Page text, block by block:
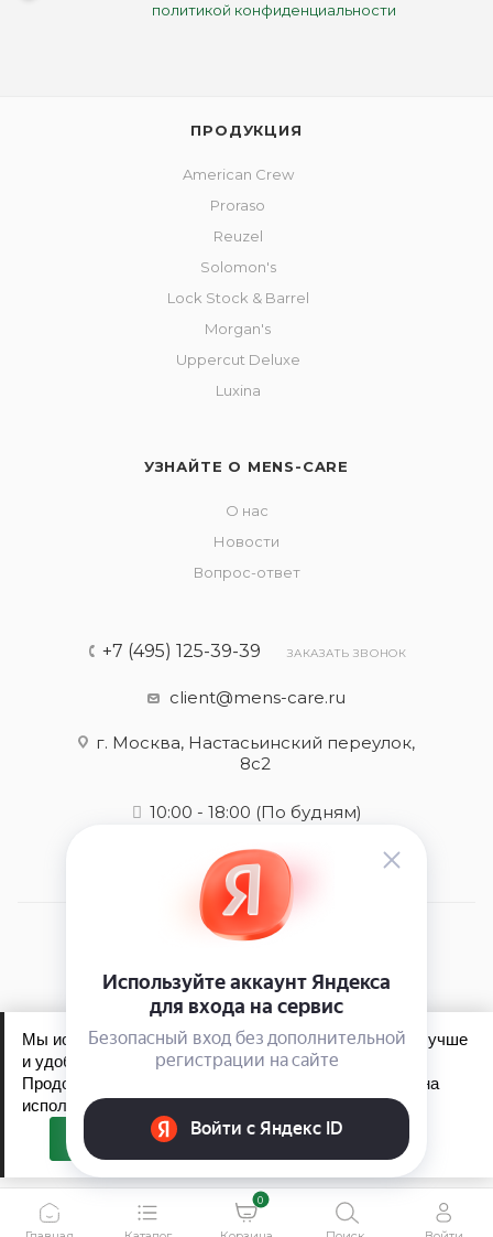
политикой конфиденциальности
ПРОДУКЦИЯ
American Crew
Proraso
Reuzel
Solomon's
Lock Stock & Barrel
Morgan's
Uppercut Deluxe
Luxina
УЗНАЙТЕ О MENS-CARE
О нас
Новости
Вопрос-ответ
+7 (495) 125-39-39 ЗАКАЗАТЬ ЗВОНОК
client@mens-care.ru
г. Москва, Настасьинский переулок,
8с2
10:00 - 18:00 (По будням)
2026 © Mens-care - интернет-магазин
Обработка персональных данных
Политика конфиденциальности
0
Мы используем файлы cookie, чтобы сайт работал лучше
и удобнее для вас.
Продолжая пользоваться сайтом, вы соглашаетесь на
использование файлов cookie.
Принять